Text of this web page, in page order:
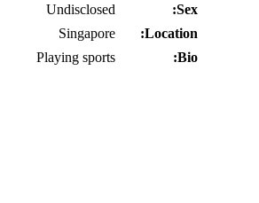
Sex:
Undisclosed
Location:
Singapore
Bio:
Playing sports